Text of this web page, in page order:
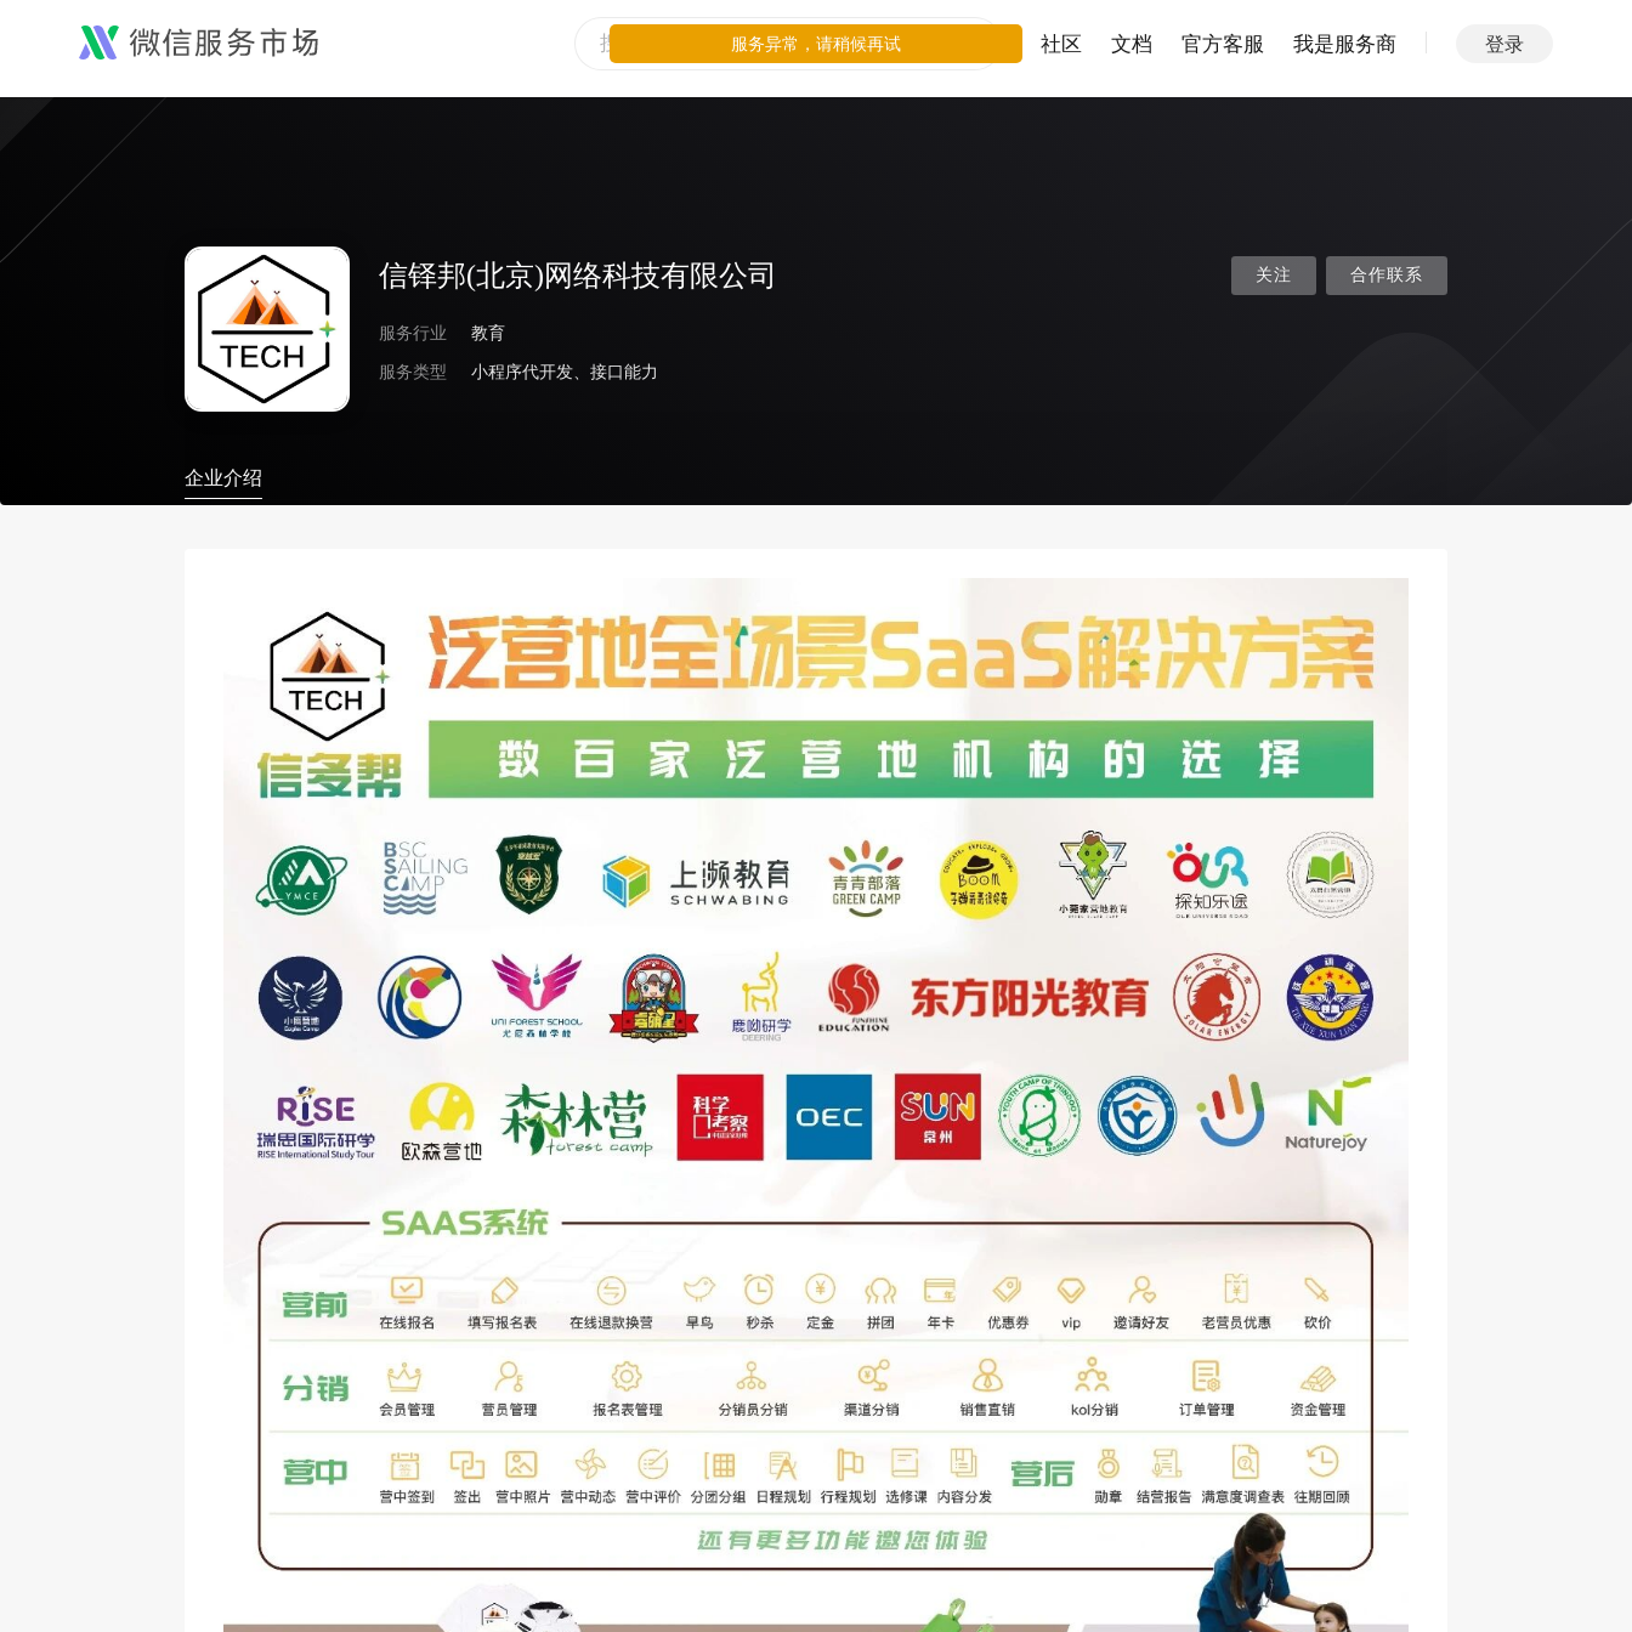
社区 文档 官方客服 我是服务商 登录
信铎邦(北京)网络科技有限公司
服务行业
教育
服务类型
小程序代开发、接口能力
关注 合作联系
企业介绍
服务异常，请稍候再试